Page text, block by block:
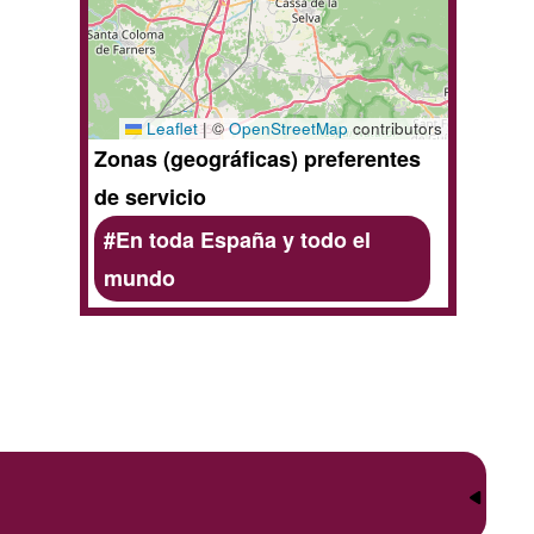
Leaflet |©OpenStreetMapcontributors
Zonas (geográficas) preferentes
de servicio
En toda España y todo el
mundo